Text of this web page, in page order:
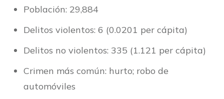
Población: 29,884
Delitos violentos: 6 (0.0201 per cápita)
Delitos no violentos: 335 (1.121 per cápita)
Crimen más común: hurto; robo de
automóviles